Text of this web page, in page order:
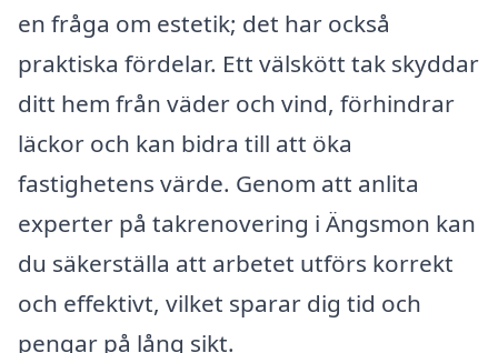
en fråga om estetik; det har också
praktiska fördelar. Ett välskött tak skyddar
ditt hem från väder och vind, förhindrar
läckor och kan bidra till att öka
fastighetens värde. Genom att anlita
experter på takrenovering i Ängsmon kan
du säkerställa att arbetet utförs korrekt
och effektivt, vilket sparar dig tid och
pengar på lång sikt.